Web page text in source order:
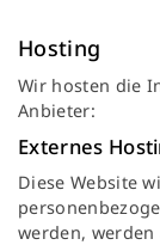
Hosting
Wir hosten die
Anbieter:
Externes
Diese Website
werden,